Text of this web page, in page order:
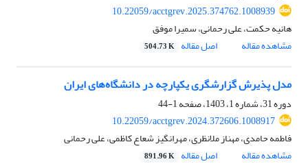
10.22059/acctgrev.2025.374762.1008939
هانیه حکمت، علی رحمانی، سمیرا موفق
مشاهده مقاله
اصل مقاله 504.73 K
مدل پذیرش گزارشگری یکپارچه در دانشگاه‌های ایران
دوره 31، شماره 1، 1403، صفحه
1-44
10.22059/acctgrev.2024.372606.1008917
فاطمه حامدی، مهناز ملانظری، مهرانگیز شعاع کاظمی، علی رحمانی
مشاهده مقاله
اصل مقاله 891.96 K